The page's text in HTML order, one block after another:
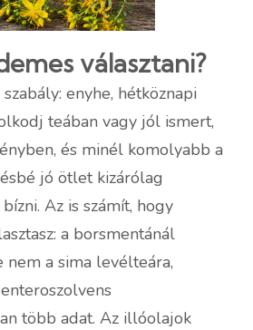
választani?
enyhe, hétköznapi
teában vagy jól ismert,
és minél komolyabb a
jó ötlet kizárólag
Az is számít, hogy
a borsmentánál
a sima levélteára,
több adat. Az illóolajok